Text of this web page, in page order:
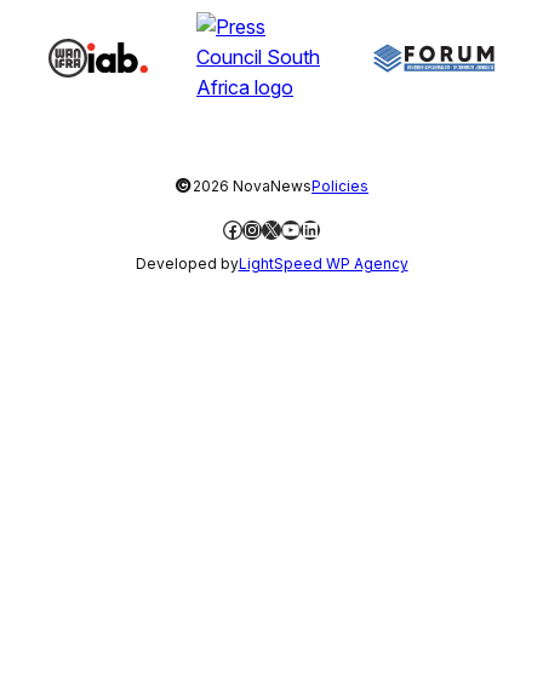
©2026 NovaNewsPolicies
Facebook
Instagram
X YouTube
LinkedIn
Developed byLightSpeed WP Agency